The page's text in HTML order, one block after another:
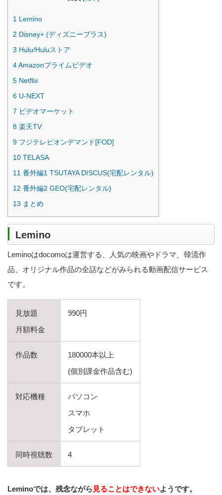
1 Lemino
2 Disney+ (ディズニープラス)
3 Hulu/Huluストア
4Amazonプライムビデオ
5 Netflix
6 U-NEXT
7 ビデオマーケット
8 楽天TV
9 フジテレビオンデマンド[FOD]
10 TELASA
11 番外編1 TSUTAYA DISCUS(宅配レンタル)
12 番外編2 GEO(宅配レンタル)
13 まとめ
Lemino
Leminoはdocomoは運営する、人気の映画やドラマ、韓流作
品、オリジナル作品の全話などがみられる動画配信サービス
です。
見放題
月額料金
990円
作品数
180000本以上
(個別課金作品含む)
対応機種
パソコン
スマホ
タブレット
同時視聴数 4
Leminoでは、残念ながら 見ることはできないようです。